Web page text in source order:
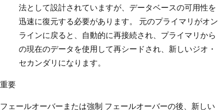
法として設計されていますが、データベースの可用性を
迅速に復元する必要があります。 元のプライマリがオン
ラインに戻ると、自動的に再接続され、プライマリから
の現在のデータを使用して再シードされ、新しいジオ・
セカンダリになります。
重要
フェールオーバーまたは強制 フェールオーバーの後、新しい